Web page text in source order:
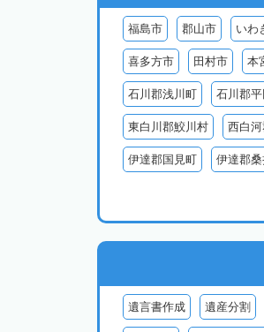
福島市 郡山市 いわ
喜多方市 田村市 本
石川郡浅川町 石川郡
東白川郡鮫川村 西白
伊達郡国見町 伊達郡
耶麻郡猪苗代町 耶麻
南会津郡下郷町 南会
遺言書作成 遺産分割